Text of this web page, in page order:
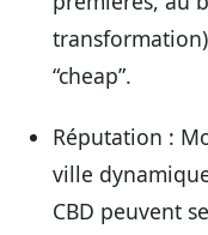
“cheap”.
Réputation :
ville
CBD peuvent